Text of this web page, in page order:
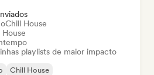
Chill House
playlists de maior impacto
Chill House